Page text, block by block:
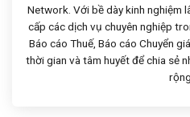
Network. Với bề dày kinh nghiệm
cấp các dịch vụ chuyên nghiệp
Báo cáo Thuế, Báo cáo Chuyển
thời gian và tâm huyết để chia sẻ
rộng